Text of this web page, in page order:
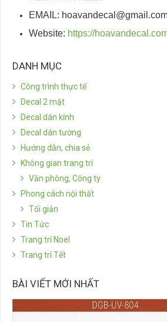
EMAIL:
Website: https://
DANH MỤC
Công trình thực tế
Decal 2 mặt
Decal dán kính
Decal dán tường
Hướng dẫn, chia sẻ
Không gian trang trí
Văn phòng, Công ty
Phong cách nội thất
Tối giản
Tin Tức
Trang trí Noel
Trang trí Tết
BÀI VIẾT MỚI NHẤT